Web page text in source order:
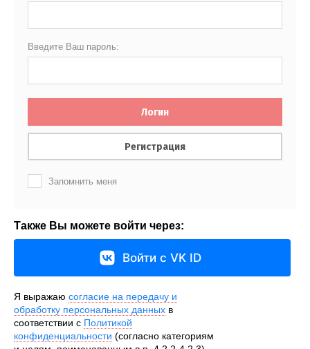
Введите Ваш пароль:
Логин
Регистрация
Запомнить меня
Также Вы можете войти через:
Войти с VK ID
Я выражаю согласие на передачу и
обработку персональных данных в
соответствии с Политикой
конфиденциальности (согласно категориям